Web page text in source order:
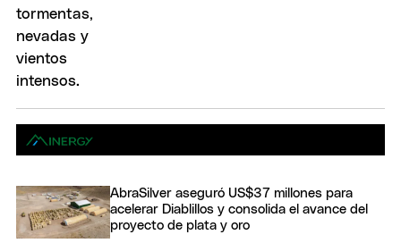
AbraSilver aseguró US$37 millones para
acelerar Diablillos y consolida el avance del
proyecto de plata y oro